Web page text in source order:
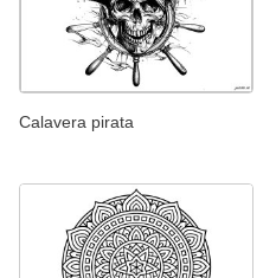
Calavera pirata